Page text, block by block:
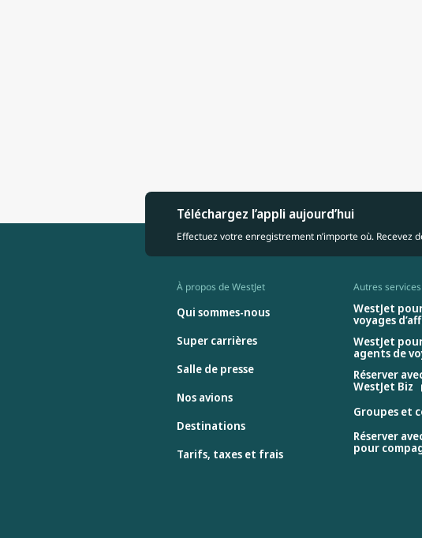
Téléchargez l’appli aujourd’hui
Effectuez votre enregistrement n’importe où. Recevez
À propos de WestJet
Qui sommes-nous
Super carrières
Salle de presse
Nos avions
Destinations
Tarifs, taxes et frais
Autres services
WestJet
voyages
WestJet
agents de
Réserver
WestJet Biz
Groupes et
Réserver
pour